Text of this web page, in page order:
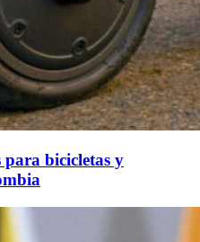
para bicicletas y